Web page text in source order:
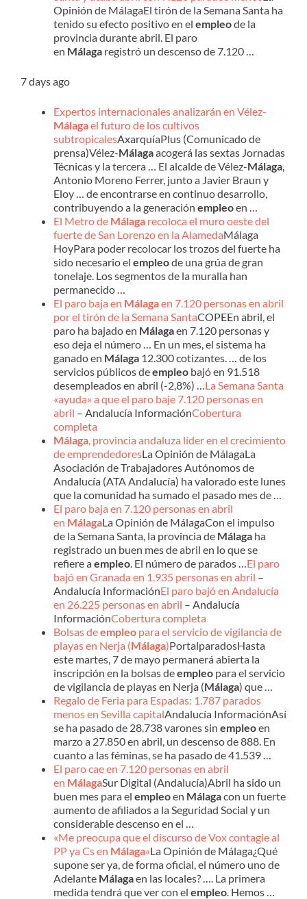
Opinión de MálagaEl tirón de la Semana Santa ha
tenido su efecto positivo en el empleode la
provincia durante abril. El paro
en Málaga registró un descenso de 7.120 …
7 days ago
Expertos internacionales analizarán en Vélez-
Málagael futuro de los cultivos
subtropicalesAxarquíaPlus (Comunicado de
prensa)Vélez-Málagaacogerá las sextas Jornadas
Técnicas y la tercera … El alcalde de Vélez-Málaga,
Antonio Moreno Ferrer, junto a Javier Braun y
Eloy … de encontrarse en continuo desarrollo,
contribuyendo a la generación empleoen …
El Metro de Málaga recoloca el muro oeste del
fuerte de San Lorenzo en la AlamedaMálaga
HoyPara poder recolocar los trozos del fuerte ha
sido necesario el empleode una grúa de gran
tonelaje. Los segmentos de la muralla han
permanecido …
El paro baja en Málagaen 7.120 personas en abril
por el tirón de la Semana SantaCOPEEn abril, el
paro ha bajado en Málagaen 7.120 personas y
eso deja el número … En un mes, el sistema ha
ganado en Málaga 12.300 cotizantes. … de los
servicios públicos deempleo bajó en 91.518
desempleados en abril (-2,8%) …La Semana Santa
«ayuda» a que el paro baje 7.120 personas en
abril – Andalucía InformaciónCobertura
completa
Málaga, provincia andaluza líder en el crecimiento
de emprendedoresLa Opinión de MálagaLa
Asociación de Trabajadores Autónomos de
Andalucía (ATA Andalucía) ha valorado este lunes
que la comunidad ha sumado el pasado mes de …
El paro baja en 7.120 personas en abril
en MálagaLa Opinión de MálagaCon el impulso
de la Semana Santa, la provincia de Málaga ha
registrado un buen mes de abril en lo que se
refiere aempleo. El número de parados …El paro
bajó en Granada en 1.935 personas en abril –
Andalucía InformaciónEl paro bajó en Andalucía
en 26.225 personas en abril – Andalucía
InformaciónCobertura completa
Bolsas deempleo para el servicio de vigilancia de
playas en Nerja (Málaga)PortalparadosHasta
este martes, 7 de mayo permanerá abierta la
inscripción en la bolsas deempleo para el servicio
de vigilancia de playas en Nerja (Málaga) que …
Regalo de Feria para Espadas: 1.787 parados
menos en Sevilla capitalAndalucía InformaciónAsí
se ha pasado de 28.738 varones sin empleoen
marzo a 27.850 en abril, un descenso de 888. En
cuanto a las féminas, se ha pasado de 41.539 …
El paro cae en 7.120 personas en abril
en MálagaSur Digital (Andalucía)Abril ha sido un
buen mes para el empleoen Málagacon un fuerte
aumento de afiliados a la Seguridad Social y un
considerable descenso en el …
«Me preocupa que el discurso de Vox contagie al
PP ya Cs en Málaga«La Opinión de Málaga¿Qué
supone ser ya, de forma oficial, el número uno de
Adelante Málagaen las locales? …. La primera
medida tendrá que ver con el empleo. Hemos …